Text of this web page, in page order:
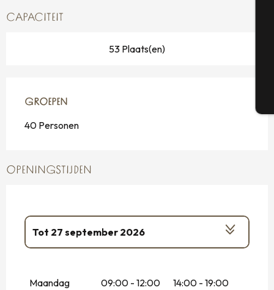
CAPACITEIT
53 Plaats(en)
GROEPEN
GROEPEN
40 Personen
OPENINGSTIJDEN
Tot 27 september 2026
Maandag
09:00 - 12:00 14:00 - 19:00